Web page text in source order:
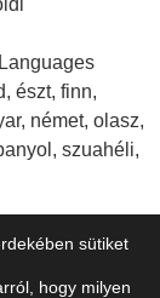
észt, finn,
német, olasz,
szuahéli,
sütiket
hogy milyen